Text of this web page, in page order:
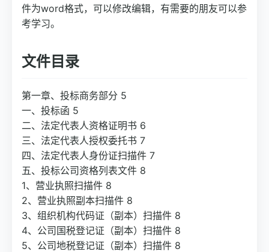
件为word格式，可以修改编辑，有需要的朋友可以参
考学习。
文件目录
第一章、投标商务部分 5
一、投标函 5
二、法定代表人资格证明书 6
三、法定代表人授权委托书 7
四、法定代表人身份证扫描件 7
五、投标公司资格列表文件 8
1、营业执照扫描件 8
2、营业执照副本扫描件 8
3、组织机构代码证（副本）扫描件 8
4、公司国税登记证（副本）扫描件 8
5、公司地税登记证（副本）扫描件 8